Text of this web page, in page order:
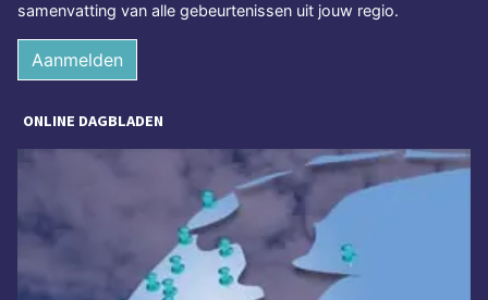
samenvatting van alle gebeurtenissen uit jouw regio.
Aanmelden
ONLINE DAGBLADEN